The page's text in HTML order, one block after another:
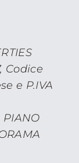
Codice
e P.IVA
PIANO